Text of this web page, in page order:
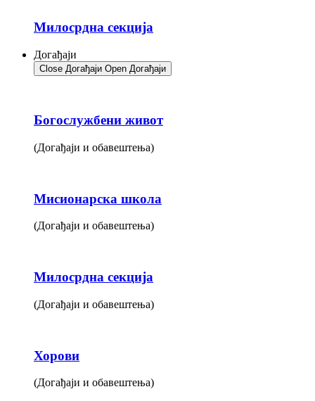
Милосрдна секција
Догађаји
Close Догађаји Open Догађаји
Богослужбени живот
(Догађаји и обавештења)
Мисионарска школа
(Догађаји и обавештења)
Милосрдна секција
(Догађаји и обавештења)
Хорови
(Догађаји и обавештења)